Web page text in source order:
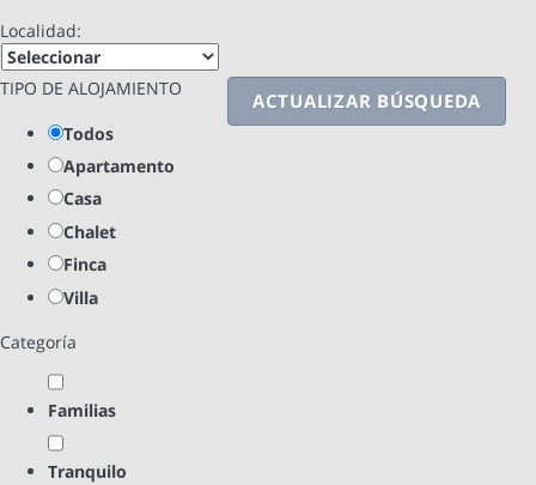
Localidad:
ACTUALIZAR BÚSQUEDA
TIPO DE ALOJAMIENTO
Todos
Apartamento
Casa
Chalet
Finca
Villa
Categoría
Familias
Tranquilo